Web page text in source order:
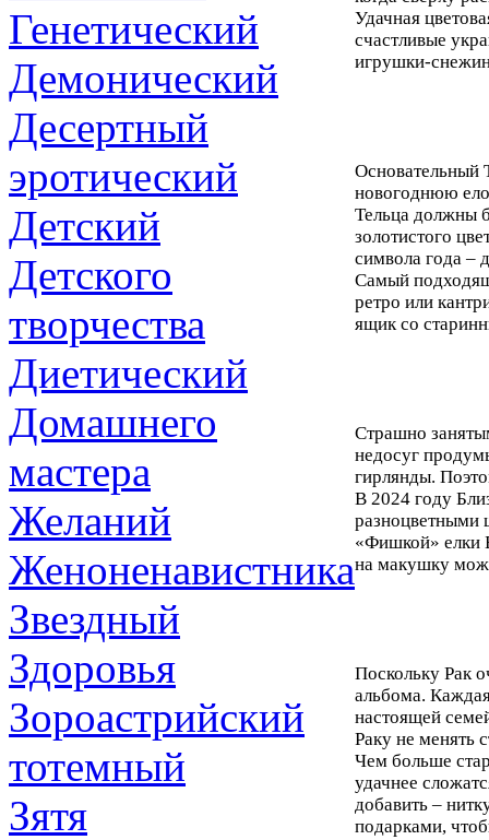
Генетический
Демонический
Десертный
эротический
Детский
Детского
творчества
Диетический
Домашнего
мастера
Желаний
Женоненавистника
Звездный
Здоровья
Зороастрийский
тотемный
Зятя
Удачная
счастливые
игрушки-
Основательный
новогоднюю
Тельца должны
золотистого
символа года –
Самый
ретро или
ящик со
Страшно
недосуг
гирлянды.
В 2024 году
разноцветными
«Фишкой» елки
на макушку
Поскольку Рак
альбома.
настоящей
Раку не менять
Чем больше
удачнее
добавить –
подарками,